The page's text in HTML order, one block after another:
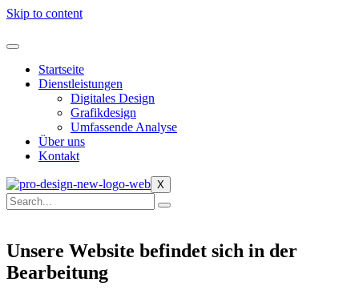
Skip to content
Startseite
Dienstleistungen
Digitales Design
Grafikdesign
Umfassende Analyse
Über uns
Kontakt
X
Unsere Website befindet sich in der
Bearbeitung